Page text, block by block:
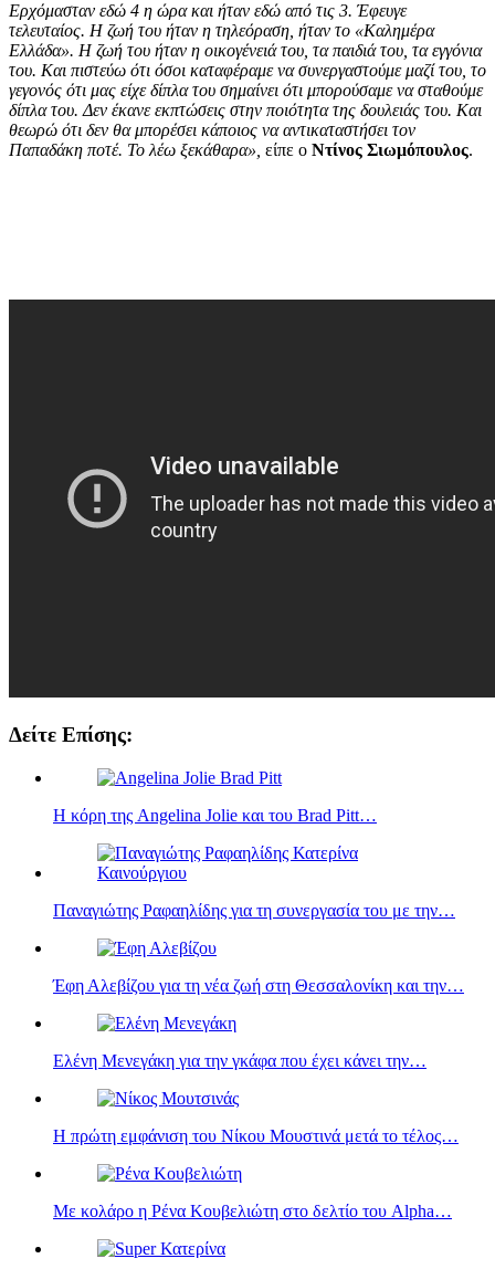
Ερχόμασταν εδώ 4 η ώρα και ήταν εδώ από τις 3. Έφευγε
τελευταίος. Η ζωή του ήταν η τηλεόραση, ήταν το «Καλημέρα
Ελλάδα». Η ζωή του ήταν η οικογένειά του, τα παιδιά του, τα εγγόνια
του. Και πιστεύω ότι όσοι καταφέραμε να συνεργαστούμε μαζί του, το
γεγονός ότι μας είχε δίπλα του σημαίνει ότι μπορούσαμε να σταθούμε
δίπλα του. Δεν έκανε εκπτώσεις στην ποιότητα της δουλειάς του. Και
θεωρώ ότι δεν θα μπορέσει κάποιος να αντικαταστήσει τον
Παπαδάκη ποτέ. Το λέω ξεκάθαρα», είπε ο Ντίνος Σιωμόπουλος.
Δείτε Επίσης:
Η κόρη της Angelina Jolie και του Brad Pitt…
Παναγιώτης Ραφαηλίδης για τη συνεργασία του με την…
Έφη Αλεβίζου για τη νέα ζωή στη Θεσσαλονίκη και την…
Ελένη Μενεγάκη για την γκάφα που έχει κάνει την…
Η πρώτη εμφάνιση του Νίκου Μουστινά μετά το τέλος…
Με κολάρο η Ρένα Κουβελιώτη στο δελτίο του Alpha…